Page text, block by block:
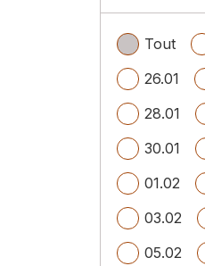
Tout
26.01
28.01
30.01
01.02
03.02
05.02